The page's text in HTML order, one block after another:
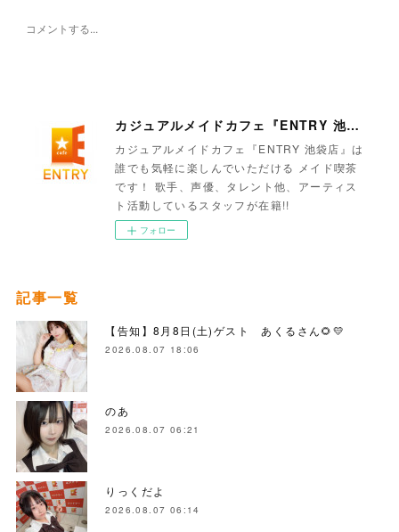
カジュアルメイドカフェ『ENTRY 池袋店』
カジュアルメイドカフェ『ENTRY 池袋店』は
誰でも気軽に楽しんでいただける メイド喫茶
です！ 歌手、声優、タレント他、アーティス
ト活動しているスタッフが在籍!!
フォロー
記事一覧
【告知】8月8日(土)ゲスト あくるさん🌻💛
2026.08.07 18:06
のあ
2026.08.07 06:21
りっくだよ
2026.08.07 06:14